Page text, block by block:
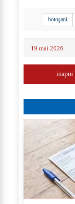
botoşani
19 mai 2026
inapoi